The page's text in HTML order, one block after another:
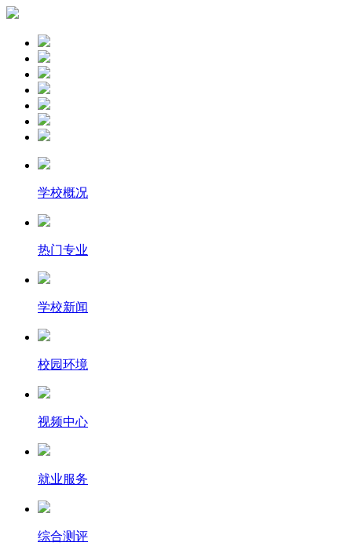
学校概况
热门专业
学校新闻
校园环境
视频中心
就业服务
综合测评